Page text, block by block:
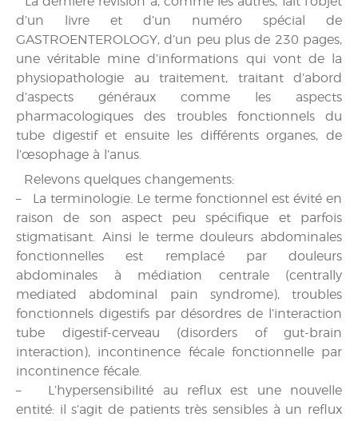
d’un livre et d’un numéro spécial de
GASTROENTEROLOGY, d’un peu plus de 230 pages,
une véritable mine d’informations qui vont de la
physiopathologie au traitement, traitant d’abord
d’aspects généraux comme les aspects
pharmacologiques des troubles fonctionnels du
tube digestif et ensuite les différents organes, de
l’œsophage à l’anus.
Relevons quelques changements:
– La terminologie. Le terme fonctionnel est évité en
raison de son aspect peu spécifique et parfois
stigmatisant. Ainsi le terme douleurs abdominales
fonctionnelles est remplacé par douleurs
abdominales à médiation centrale (centrally
mediated abdominal pain syndrome), troubles
fonctionnels digestifs par désordres de l’interaction
tube digestif-cerveau (disorders of gut-brain
interaction), incontinence fécale fonctionnelle par
incontinence fécale.
– L’hypersensibilité au reflux est une nouvelle
entité: il s’agit de patients très sensibles à un reflux